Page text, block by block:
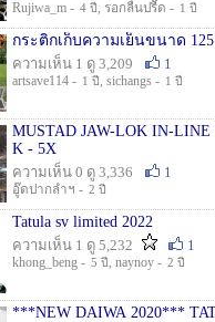
Rujiwa_m - 4 ปี , รอกลื่นปรื๊ด - 1 ปี
กระติกเก็บความเย็นขนาด 125
ความเห็น 1 ดู 3,209
1
artsave114 - 1 ปี , sichangs - 1 ปี
MUSTAD JAW-LOK IN-LINE
K - 5X
ความเห็น 0 ดู 3,336
1
อู๊ดปากลำฯ - 2 ปี
Tatula sv limited 2022
ความเห็น 1 ดู 5,232
1
khong_beng - 5 ปี , naynoy - 2 ปี
***NEW